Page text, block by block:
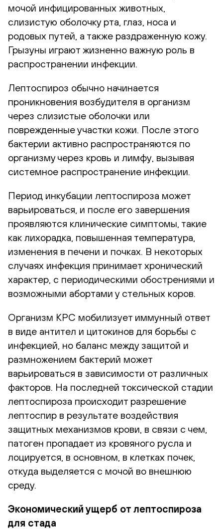
мочой инфицированных животных,
слизистую оболочку рта, глаз, носа и
родовых путей, а также раздраженную кожу.
Грызуны играют жизненно важную роль в
распространении инфекции.
Лептоспироз обычно начинается
проникновения возбудителя в организм
через слизистые оболочки или
поврежденные участки кожи. После этого
бактерии активно распространяются по
организму через кровь и лимфу, вызывая
системное распространение инфекции.
Период инкубации лептоспироза может
варьироваться, и после его завершения
проявляются клинические симптомы, такие
как лихорадка, повышенная температура,
изменения в печени и почках. В некоторых
случаях инфекция принимает хронический
характер, с периодическими обострениями и
возможными абортами у стельных коров.
Организм КРС мобилизует иммунный ответ
в виде антител и цитокинов для борьбы с
инфекцией, но баланс между защитой и
размножением бактерий может
варьироваться в зависимости от различных
факторов. На последней токсической стадии
лептоспироза происходит разрешение
лептоспир в результате воздействия
защитных механизмов крови, в связи с чем,
патоген пропадает из кровяного русла и
лоцируется, в основном, в клетках почек,
откуда выделяется с мочой во внешнюю
среду.
Экономический ущерб от лептоспироза
для стада